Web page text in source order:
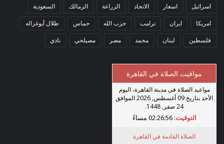
اسرائيل اسعار الاتحاد الزراعة الزمالك السعودية
امريكا ايران ترامب حزب الله حماس طلال أبوغزاله
فلسطين لبنان محمد مصر مصيلحي نادي